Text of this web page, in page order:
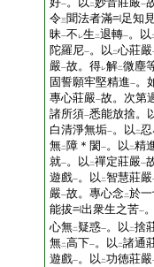
一 二 一
令三聞法者滿
足知
昧一不 レ生 二退轉一。以
陀羅尼一。以 二心莊嚴
嚴一故。得レ解二微塵
固誓願牢堅精進一。
專心莊嚴一故。次第
諸所須一悉能放捨。
白清淨無垢一。以 二
無二 障＊閡 一。以 二精
就一。以 二禪定莊嚴一
遊戲一。以 二智慧莊嚴
嚴一故。專心念二於
能拔
出衆生之苦一
心無二 疑惑一。以 二捨
無二高下一。以 二諸通
遊戲一。以 二功徳莊嚴